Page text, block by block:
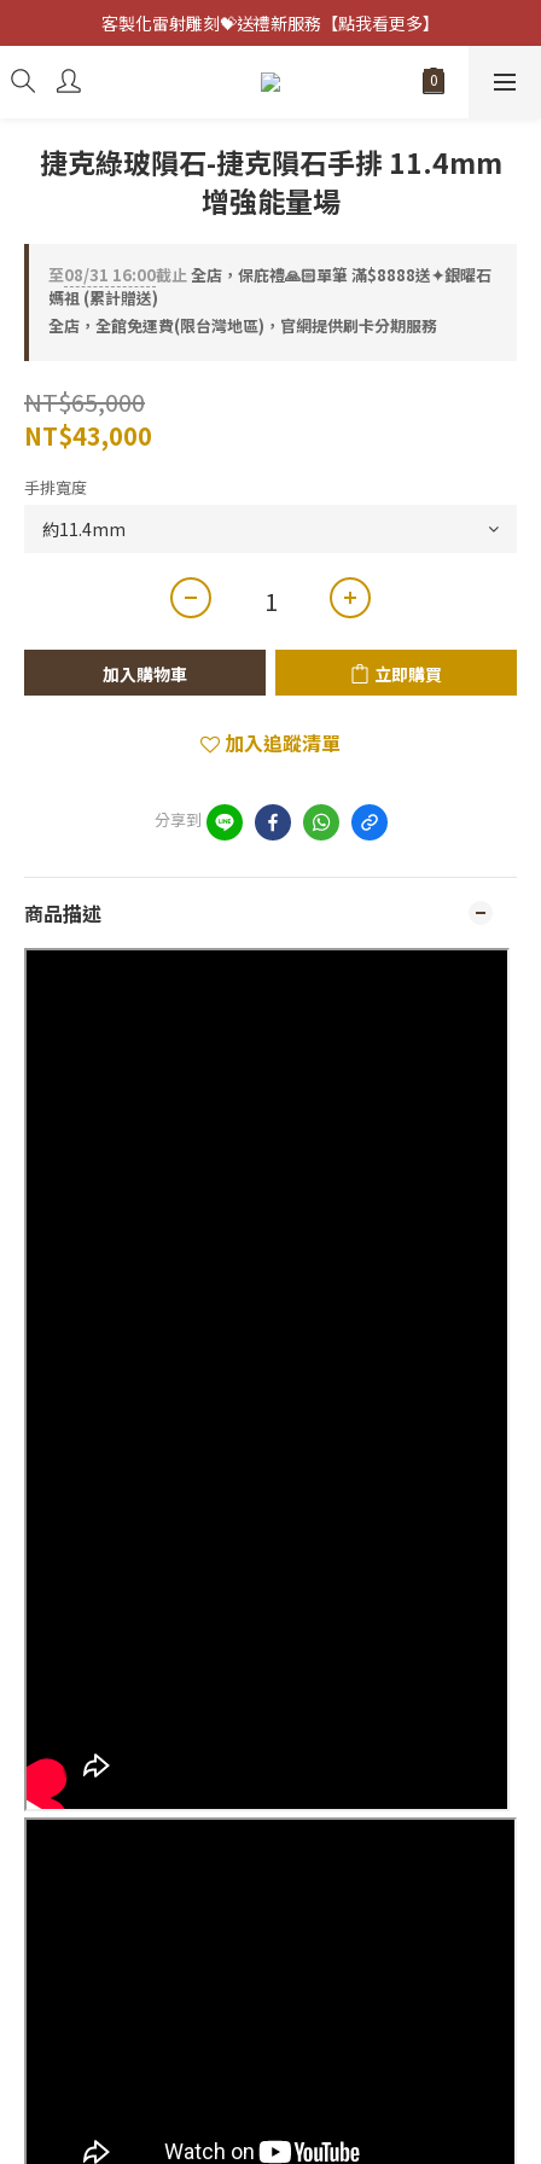
客製化雷射雕刻💝送禮新服務【點我看更多】
客製化雷射雕刻💝送禮新服務【點我看更多】
避邪防小人⚡指定黑曜石 任選兩件75折
捷克綠玻隕石-捷克隕石手排 11.4mm
增強能量場
至08/31 16:00截止全店，保庇禮🙏🏻單筆 滿$8888送✦銀曜石
媽祖 (累計贈送)
全店，全館免運費(限台灣地區)，官網提供刷卡分期服務
NT$65,000
NT$43,000
手排寬度
加入購物車 立即購買
加入追蹤清單
分享到
商品描述